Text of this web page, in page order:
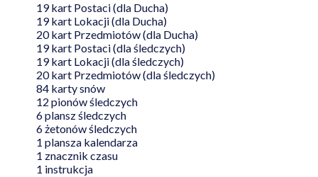
19 kart Postaci (dla Ducha)
19 kart Lokacji (dla Ducha)
20 kart Przedmiotów (dla Ducha)
19 kart Postaci (dla śledczych)
19 kart Lokacji (dla śledczych)
20 kart Przedmiotów (dla śledczych)
84 karty snów
12 pionów śledczych
6 plansz śledczych
6 żetonów śledczych
1 plansza kalendarza
1 znacznik czasu
1 instrukcja